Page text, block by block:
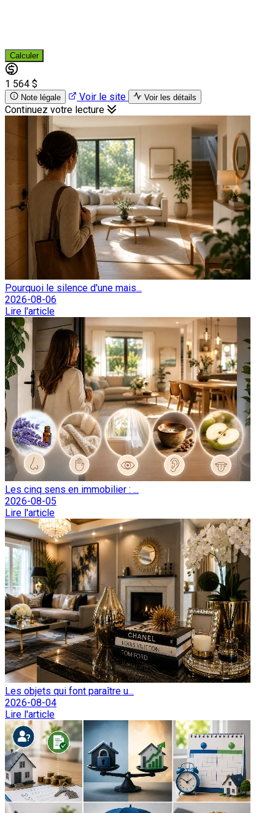
Calculer
1 564 $
Note légale Voir le site Voir les détails
Continuez votre lecture
Pourquoi le silence d'une mais...
2026-08-06
Lire l'article
Les cinq sens en immobilier : ...
2026-08-05
Lire l'article
Les objets qui font paraître u...
2026-08-04
Lire l'article